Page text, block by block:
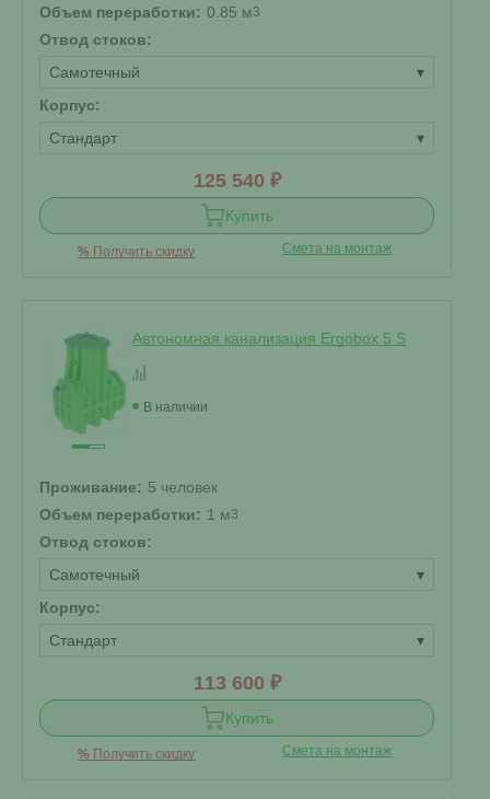
Объем переработки: 0.85 м3
Отвод стоков:
Самотечный
▾
Корпус:
Стандарт
▾
125 540 ₽
Купить
% Получить скидку Смета на монтаж
Автономная канализация Ergobox 5 S
В наличии
Проживание: 5 человек
Объем переработки: 1 м3
Отвод стоков:
Самотечный
▾
Корпус:
Стандарт
▾
113 600 ₽
Купить
% Получить скидку Смета на монтаж